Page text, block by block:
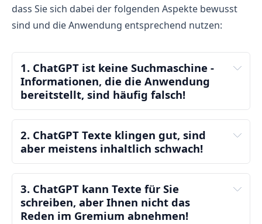
dass Sie sich dabei der folgenden Aspekte bewusst
sind und die Anwendung entsprechend nutzen:
1. ChatGPT ist keine Suchmaschine -
Informationen, die die Anwendung
bereitstellt, sind häufig falsch!
2. ChatGPT Texte klingen gut, sind
aber meistens inhaltlich schwach!
3. ChatGPT kann Texte für Sie
schreiben, aber Ihnen nicht das
Reden im Gremium abnehmen!